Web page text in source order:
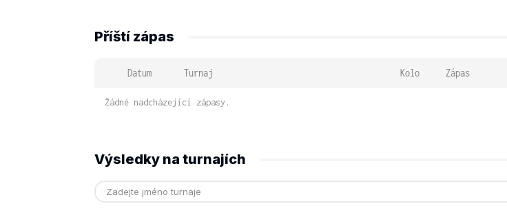
Příští zápas
Datum Turnaj Kolo Zápas
Žádné nadcházející zápasy.
Výsledky na turnajích